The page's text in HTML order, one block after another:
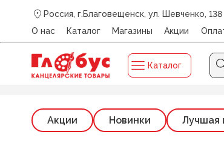
Россия, г.Благовещенск, ул. Шевченко, 138
О нас
Каталог Магазины Акции
Каталог
for:
Search
Главная /Каталог/ ШКОЛЬНЫЕ ТОВАРЫ И
Акции Новинки Лучшая